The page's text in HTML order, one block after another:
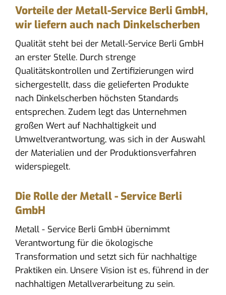
Vorteile der Metall-Service Berli GmbH,
wir liefern auch nach Dinkelscherben
Qualität steht bei der Metall-Service Berli GmbH
an erster Stelle. Durch strenge
Qualitätskontrollen und Zertifizierungen wird
sichergestellt, dass die gelieferten Produkte
nach Dinkelscherben höchsten Standards
entsprechen. Zudem legt das Unternehmen
großen Wert auf Nachhaltigkeit und
Umweltverantwortung, was sich in der Auswahl
der Materialien und der Produktionsverfahren
widerspiegelt.
Die Rolle der Metall - Service Berli
GmbH
Metall - Service Berli GmbH übernimmt
Verantwortung für die ökologische
Transformation und setzt sich für nachhaltige
Praktiken ein. Unsere Vision ist es, führend in der
nachhaltigen Metallverarbeitung zu sein.